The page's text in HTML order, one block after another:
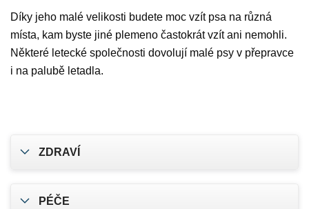
Díky jeho malé velikosti budete moc vzít psa na různá
místa, kam byste jiné plemeno častokrát vzít ani nemohli.
Některé letecké společnosti dovolují malé psy v přepravce
i na palubě letadla.
ZDRAVÍ
PÉČE